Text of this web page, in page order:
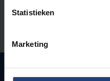
Statistieken
Marketing
Stond er een fout